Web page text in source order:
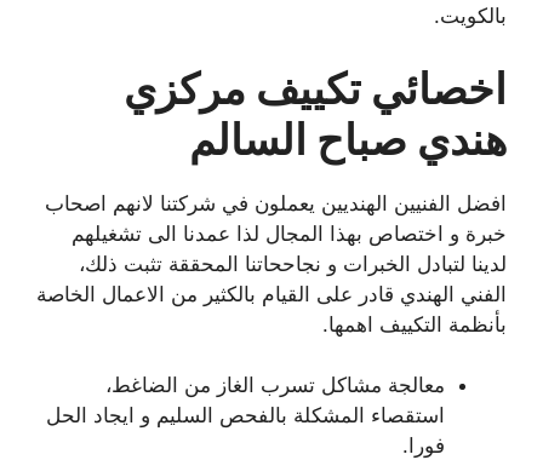
بالكويت.
اخصائي تكييف مركزي
هندي صباح السالم
افضل الفنيين الهنديين يعملون في شركتنا لانهم اصحاب
خبرة و اختصاص بهذا المجال لذا عمدنا الى تشغيلهم
لدينا لتبادل الخبرات و نجاححاتنا المحققة تثبت ذلك،
الفني الهندي قادر على القيام بالكثير من الاعمال الخاصة
بأنظمة التكييف اهمها.
معالجة مشاكل تسرب الغاز من الضاغط،
استقصاء المشكلة بالفحص السليم و ايجاد الحل
فورا.